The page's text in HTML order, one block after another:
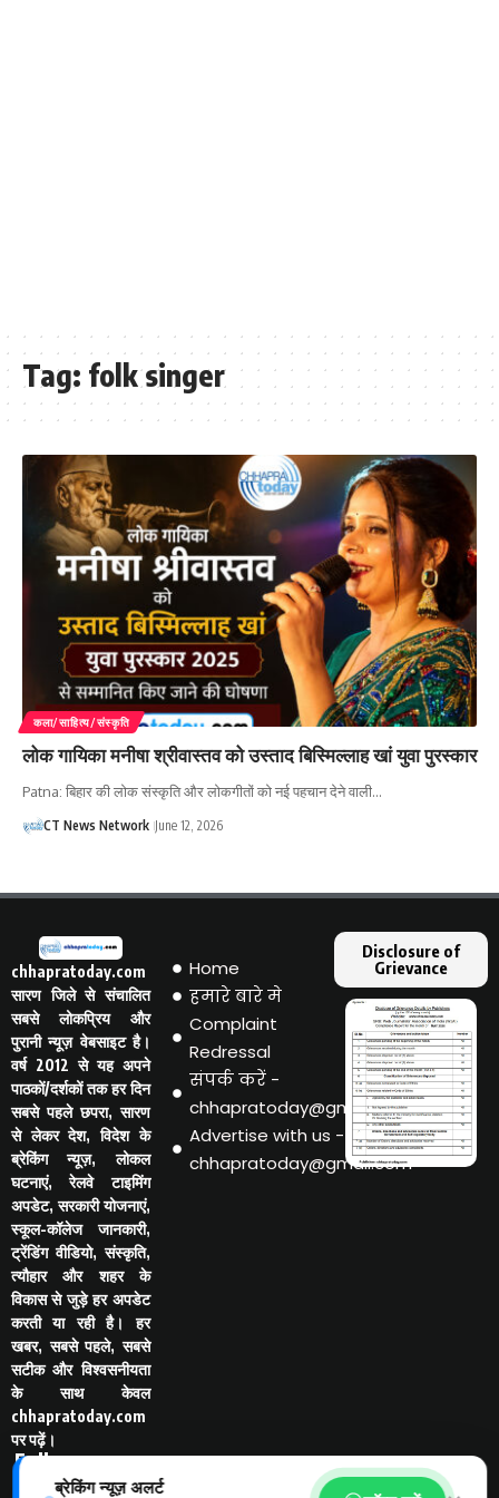
Tag: folk singer
कला/साहित्य/संस्कृति
लोक गायिका मनीषा श्रीवास्तव को उस्ताद बिस्मिल्लाह खां युवा पुरस्कार
Patna: बिहार की लोक संस्कृति और लोकगीतों को नई पहचान देने वाली…
CT News Network June 12, 2026
chhapratoday.com
सारण जिले से संचालित
सबसे लोकप्रिय और
पुरानी न्यूज़ वेबसाइट है।
वर्ष 2012 से यह अपने
पाठकों/दर्शकों तक हर दिन
सबसे पहले छपरा, सारण
से लेकर देश, विदेश के
ब्रेकिंग न्यूज़, लोकल
घटनाएं, रेलवे टाइमिंग
अपडेट, सरकारी योजनाएं,
स्कूल-कॉलेज जानकारी,
ट्रेंडिंग वीडियो, संस्कृति,
त्यौहार और शहर के
विकास से जुड़े हर अपडेट
करती या रही है। हर
खबर, सबसे पहले, सबसे
सटीक और विश्वसनीयता
के साथ केवल
chhapratoday.com
पर पढ़ें।
Follo
w Us
Home
हमारे बारे मे
Complaint
Redressal
संपर्क करें -
chhapratoday@gmail.com
Advertise with us -
chhapratoday@gmail.com
Disclosure of
Grievance
ब्रेकिंग न्यूज़ अलर्ट